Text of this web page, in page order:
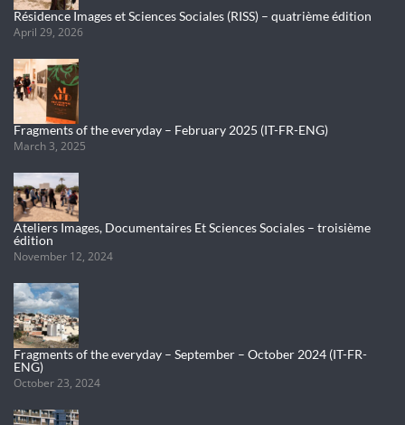
Résidence Images et Sciences Sociales (RISS) – quatrième édition
April 29, 2026
Fragments of the everyday – February 2025 (IT-FR-ENG)
March 3, 2025
Ateliers Images, Documentaires Et Sciences Sociales – troisième
édition
November 12, 2024
Fragments of the everyday – September – October 2024 (IT-FR-
ENG)
October 23, 2024